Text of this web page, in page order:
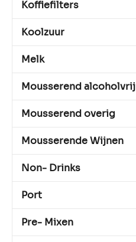
Koffiefilters
Koolzuur
Melk
Mousserend alcoholvrij
Mousserend overig
Mousserende Wijnen
Non- Drinks
Port
Pre- Mixen